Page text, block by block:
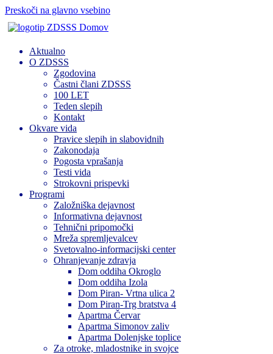
Preskoči na glavno vsebino
Domov
Aktualno
O ZDSSS
Zgodovina
Častni člani ZDSSS
100 LET
Teden slepih
Kontakt
Okvare vida
Pravice slepih in slabovidnih
Zakonodaja
Pogosta vprašanja
Testi vida
Strokovni prispevki
Programi
Založniška dejavnost
Informativna dejavnost
Tehnični pripomočki
Mreža spremljevalcev
Svetovalno-informacijski center
Ohranjevanje zdravja
Dom oddiha Okroglo
Dom oddiha Izola
Dom Piran- Vrtna ulica 2
Dom Piran-Trg bratstva 4
Apartma Červar
Apartma Simonov zaliv
Apartma Dolenjske toplice
Za otroke, mladostnike in svojce